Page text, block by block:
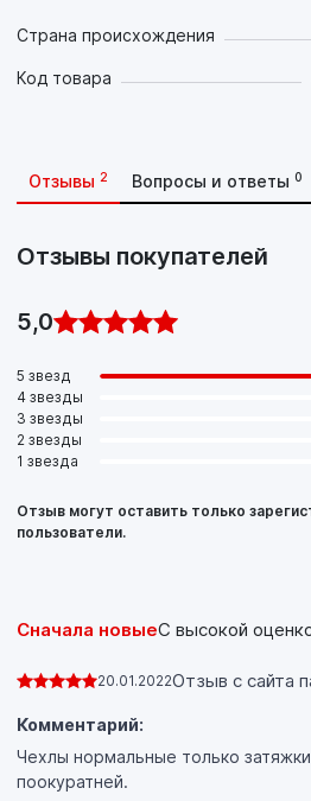
Страна происхождения
Код товара
Отзывы 2 Вопросы и ответы 0
Отзывы покупателей
5,0
5 звезд
4 звезды
3 звезды
2 звезды
1 звезда
Отзыв могут оставить только
пользователи.
Сначала новыеС высокой
20.01.2022Отзыв с сайта
Комментарий:
Чехлы нормальные только
поокуратней.